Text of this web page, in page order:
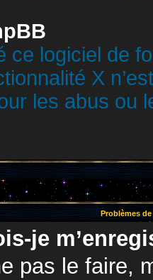
ce logiciel de
X
les abus ou
Problèmes
je
pas le faire,